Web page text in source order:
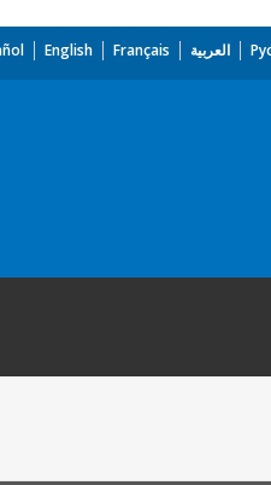
English Français العربية